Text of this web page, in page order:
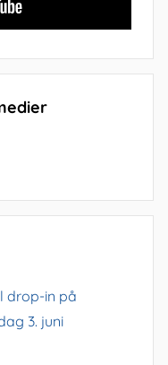
drop-in på
3. juni